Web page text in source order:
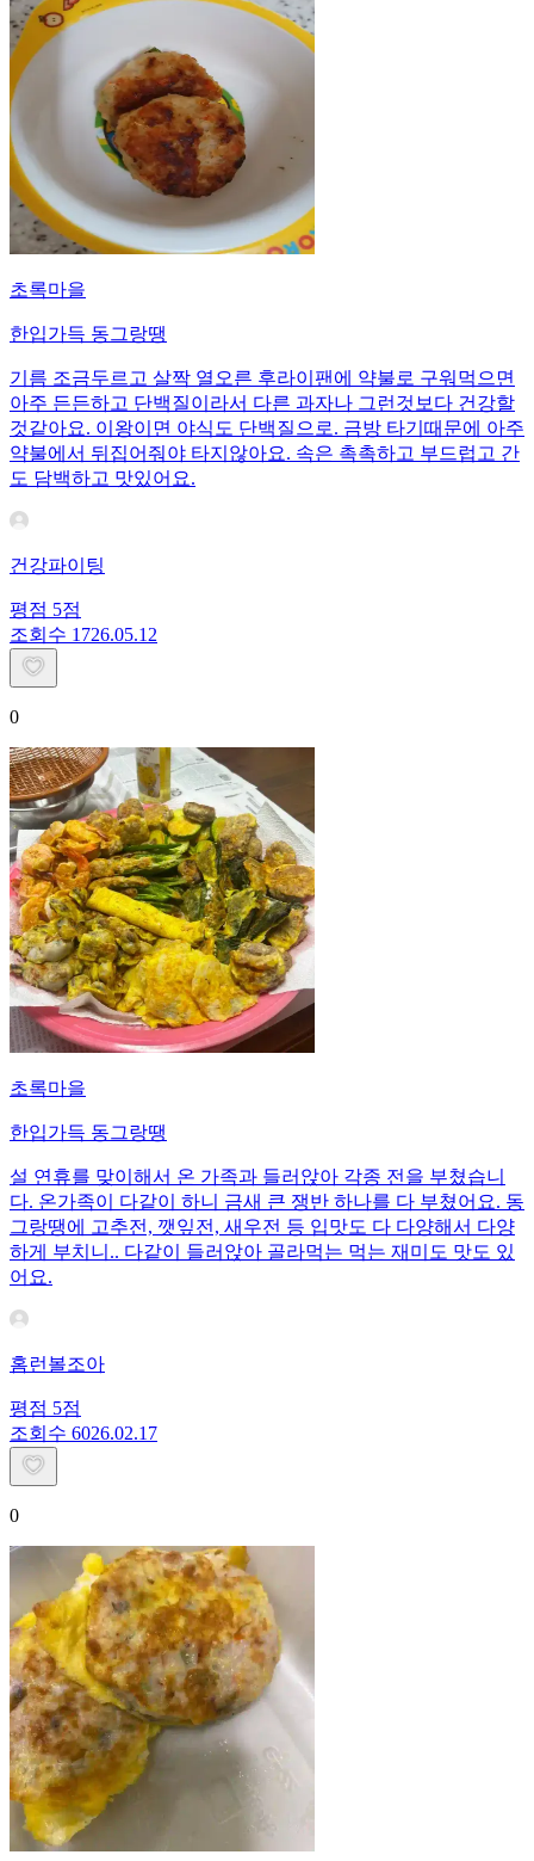
초록마을
한입가득 동그랑땡
기름 조금두르고 살짝 열오른 후라이팬에 약불로 구워먹으면
아주 든든하고 단백질이라서 다른 과자나 그런것보다 건강할
것같아요. 이왕이면 야식도 단백질으로. 금방 타기때문에 아주
약불에서 뒤집어줘야 타지않아요. 속은 촉촉하고 부드럽고 간
도 담백하고 맛있어요.
건강파이팅
평점 5점
조회수 1726.05.12
0
초록마을
한입가득 동그랑땡
설 연휴를 맞이해서 온 가족과 들러앉아 각종 전을 부쳤습니
다. 온가족이 다같이 하니 금새 큰 쟁반 하나를 다 부쳤어요. 동
그랑땡에 고추전, 깻잎전, 새우전 등 입맛도 다 다양해서 다양
하게 부치니.. 다같이 들러앉아 골라먹는 먹는 재미도 맛도 있
어요.
홈런볼조아
평점 5점
조회수 6026.02.17
0